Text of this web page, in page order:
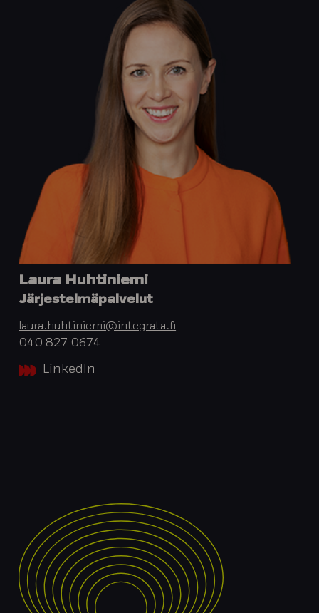
Laura Huhtiniemi
Järjestelmäpalvelut
laura.huhtiniemi@integrata.fi
040 827 0674
LinkedIn